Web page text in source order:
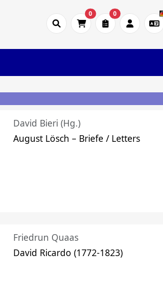
0 0
David Bieri (Hg.)
August Lösch – Briefe / Letters
Friedrun Quaas
David Ricardo (1772-1823)